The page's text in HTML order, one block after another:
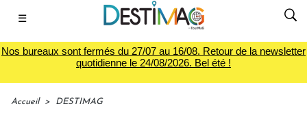
☰
Nos bureaux sont fermés du 27/07 au 16/08. Retour de la newsletter
quotidienne le 24/08/2026. Bel été !
Accueil > DESTIMAG